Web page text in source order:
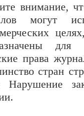
внимание,
могут
для
права
стран
Нарушение